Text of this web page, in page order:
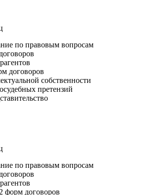
по правовым вопросам
договоров
собственности
претензий
по правовым вопросам
форм договоров